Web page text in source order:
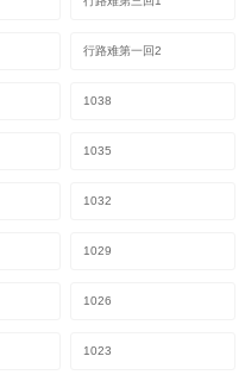
行路难第一回2
1038
1035
1032
1029
1026
1023